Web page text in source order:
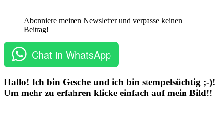
Abonniere meinen Newsletter und verpasse keinen
Beitrag!
Chat in WhatsApp
Hallo! Ich bin Gesche und ich bin stempelsüchtig ;-)!
Um mehr zu erfahren klicke einfach auf mein Bild!!